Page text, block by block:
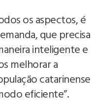
os aspectos, é
que precisa
inteligente e
melhorar a
catarinense
eficiente”.